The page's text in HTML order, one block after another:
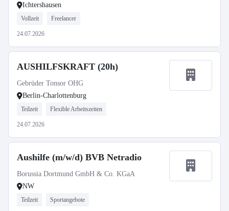
Ichtershausen
Vollzeit Freelancer
24.07.2026
AUSHILFSKRAFT (20h)
Gebrüder Tonsor OHG
Berlin-Charlottenburg
Teilzeit Flexible Arbeitszeiten
24.07.2026
Aushilfe (m/w/d) BVB Netradio
Borussia Dortmund GmbH & Co. KGaA
NW
Teilzeit Sportangebote